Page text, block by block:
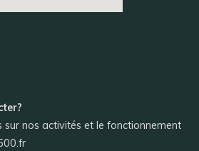
sur nos activités et le fonctionnement